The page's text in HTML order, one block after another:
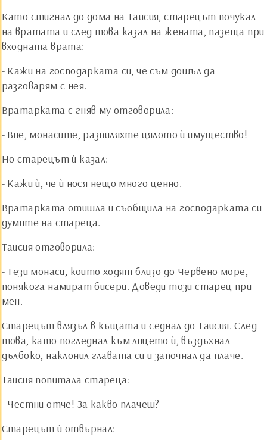
Като стигнал до дома на Таисия, старецът почукал
на вратата и след това казал на жената, пазеща при
входната врата:
- Кажи на господарката си, че съм дошъл да
разговарям с нея.
Вратарката с гняв му отговорила:
- Вие, монасите, разпиляхте цялото ѝ имущество!
Но старецът ѝ казал:
- Кажи ѝ, че ѝ нося нещо много ценно.
Вратарката отишла и съобщила на господарката си
думите на стареца.
Таисия отговорила:
- Тези монаси, които ходят близо до Червено море,
понякога намират бисери. Доведи този старец при
мен.
Старецът влязъл в къщата и седнал до Таисия. След
това, като погледнал към лицето ѝ, въздъхнал
дълбоко, наклонил главата си и започнал да плаче.
Таисия попитала стареца:
- Честни отче! За какво плачеш?
Старецът ѝ отвърнал: